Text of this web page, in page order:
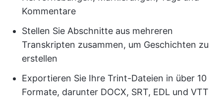
Kommentare
Stellen Sie Abschnitte aus mehreren
Transkripten zusammen, um Geschichten zu
erstellen
Exportieren Sie Ihre Trint-Dateien in über 10
Formate, darunter DOCX, SRT, EDL und VTT